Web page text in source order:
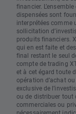
financier.
dispensées sont
interprétées comme
sollicitation
produits financiers.
qui en est faite et
final restant le seul
compte de trading
et à cet égard toute
opération d’achat
exclusive de
ou de distribuer tout
commerciales ou